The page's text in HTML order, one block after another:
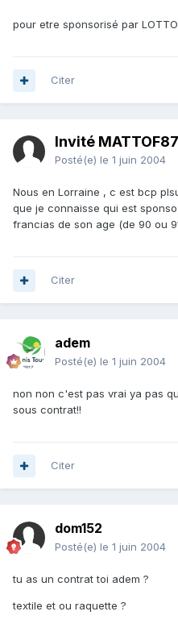
pour etre sponsorisé par
Citer
Invité MATTOF87
Posté(e) le 1 juin 2004
Nous en Lorraine , c est bcp
que je connaisse qui est
francias de son age (de 90 ou
Citer
adem
Posté(e) le 1 juin 2004
non non c'est pas vrai ya pas
sous contrat!!
Citer
dom152
Posté(e) le 1 juin 2004
tu as un contrat toi adem ?
textile et ou raquette ?